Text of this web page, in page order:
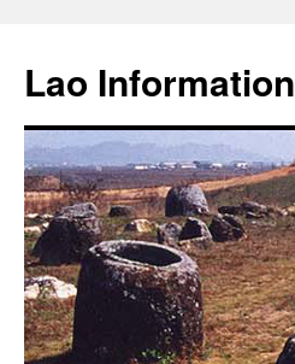
contenu
Lao Information